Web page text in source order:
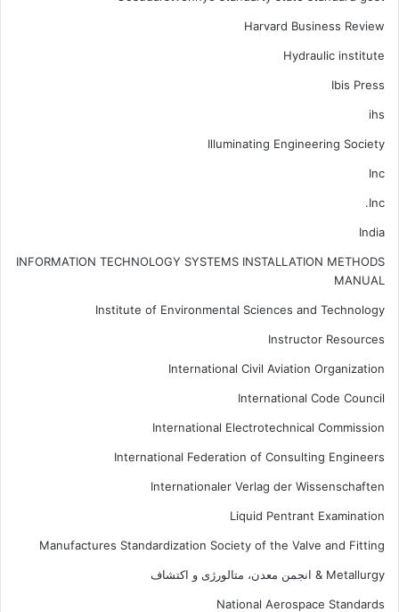
Harvard Business Review
Hydraulic institute
Ibis Press
ihs
Illuminating Engineering Society
Inc
Inc.
India
INFORMATION TECHNOLOGY SYSTEMS INSTALLATION METHODS
MANUAL
Institute of Environmental Sciences and Technology
Instructor Resources
International Civil Aviation Organization
International Code Council
International Electrotechnical Commission
International Federation of Consulting Engineers
Internationaler Verlag der Wissenschaften
Liquid Pentrant Examination
Manufactures Standardization Society of the Valve and Fitting
Metallurgy & انجمن معدن، متالورژی و اکتشاف
National Aerospace Standards